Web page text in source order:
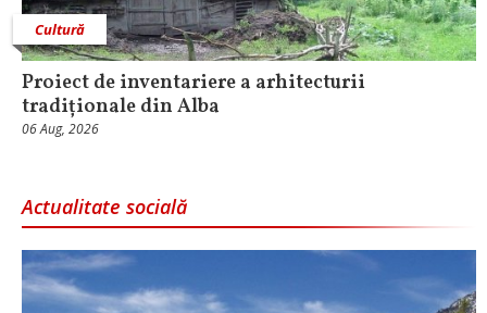
Cultură
Proiect de inventariere a arhitecturii
tradiționale din Alba
06 Aug, 2026
Actualitate socială